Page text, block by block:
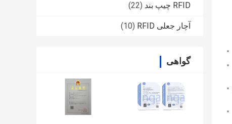
RFID چیپ بند (22)
آچار جعلی RFID (10)
گواهی